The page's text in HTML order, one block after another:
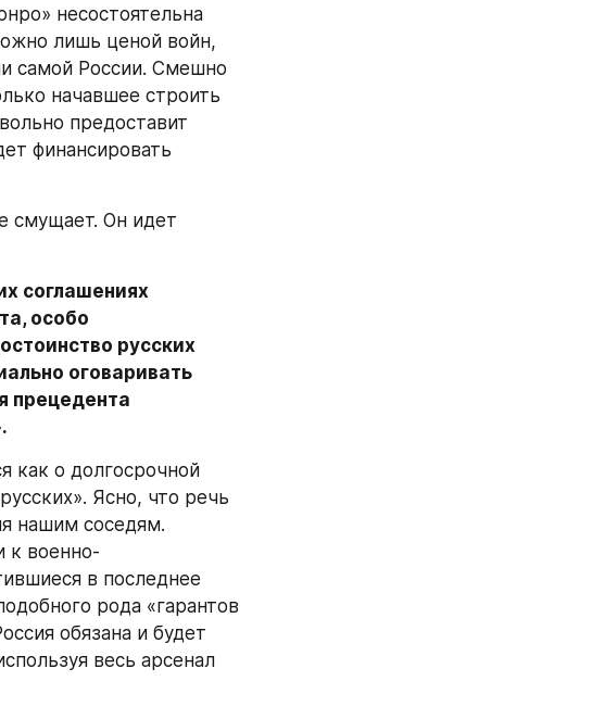
несостоятельна
лишь ценой войн,
самой России. Смешно
начавшее строить
предоставит
финансировать
смущает. Он идет
соглашениях
особо
русских
оговаривать
прецедента
как о долгосрочной
Ясно, что речь
нашим соседям.
военно-
в последнее
рода «гарантов
обязана и будет
весь арсенал